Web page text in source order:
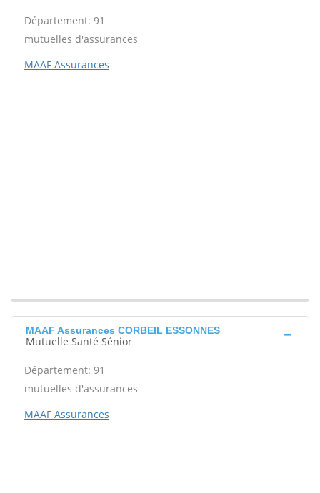
Département: 91
mutuelles d'assurances
MAAF Assurances
MAAF Assurances CORBEIL ESSONNES
Mutuelle Santé Sénior
Département: 91
mutuelles d'assurances
MAAF Assurances